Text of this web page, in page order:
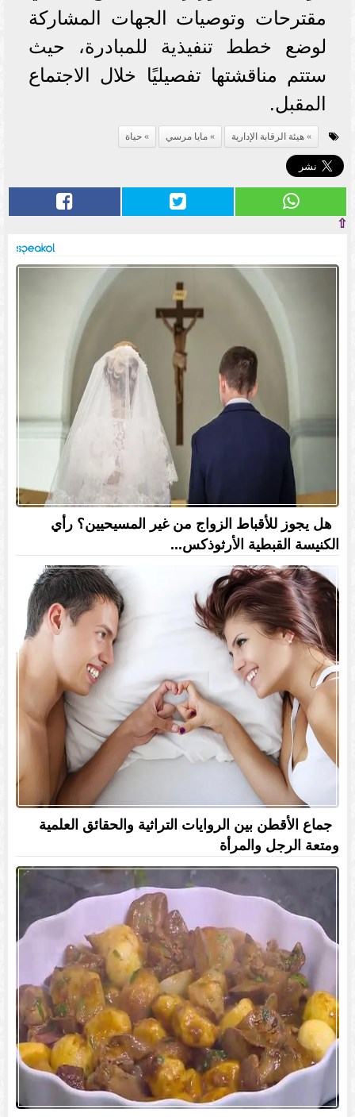
مقترحات وتوصيات الجهات المشاركة
لوضع خطط تنفيذية للمبادرة، حيث
ستتم مناقشتها تفصيليًا خلال الاجتماع
المقبل.
هيئة الرقابة الإدارية مايا مرسي حياة
⇧
هل يجوز للأقباط الزواج من غير المسيحيين؟ رأي
الكنيسة القبطية الأرثوذكس...
جماع الأقطن بين الروايات التراثية والحقائق العلمية
ومتعة الرجل والمرأة